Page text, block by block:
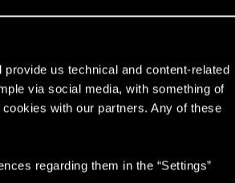
us technical and content-related
via social media, with something of
with our partners. Any of these
regarding them in the “Settings”